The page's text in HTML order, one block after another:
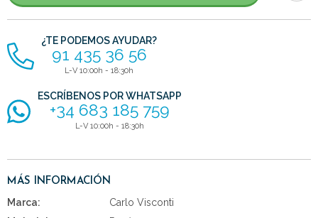
¿TE PODEMOS AYUDAR?
91 435 36 56
L-V 10:00h - 18:30h
ESCRÍBENOS POR WHATSAPP
+34 683 185 759
L-V 10:00h - 18:30h
MÁS INFORMACIÓN
Marca:
Carlo Visconti